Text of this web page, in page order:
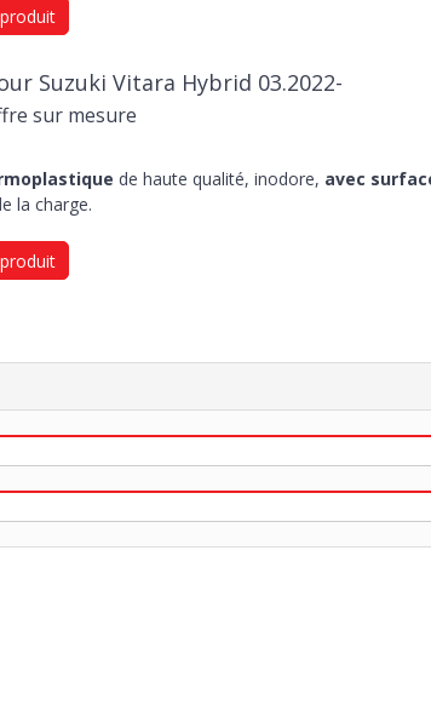
Suzuki Vitara Hybrid 03.2022-
sur mesure
de haute qualité, inodore, avec
la charge.